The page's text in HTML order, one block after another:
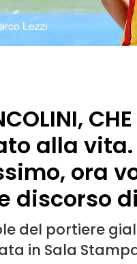
alla vita.
ora
discorso
del portiere
in Sala